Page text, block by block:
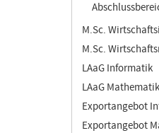
M.Sc.
M.Sc.
LAaG Informatik
LAaG Mathematik
Exportangebot
Exportangebot